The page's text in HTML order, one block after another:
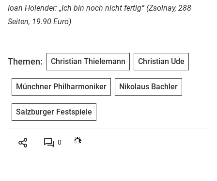
Ioan Holender: „Ich bin noch nicht fertig“ (Zsolnay, 288
Seiten, 19.90 Euro)
Themen: Christian Thielemann Christian Ude
Münchner Philharmoniker Nikolaus Bachler
Salzburger Festspiele
0